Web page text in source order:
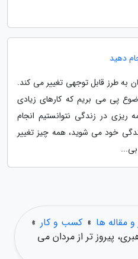
به طرز قابل توجهی تغییر می کند.
پی می بریم که کارهای زیادی
ریزی در زندگی نتوانستیم انجام
خود می شوید، همه چیز تغییر
بی...
مقاله ها » کسب و کار »
پیروز تر از مردان می